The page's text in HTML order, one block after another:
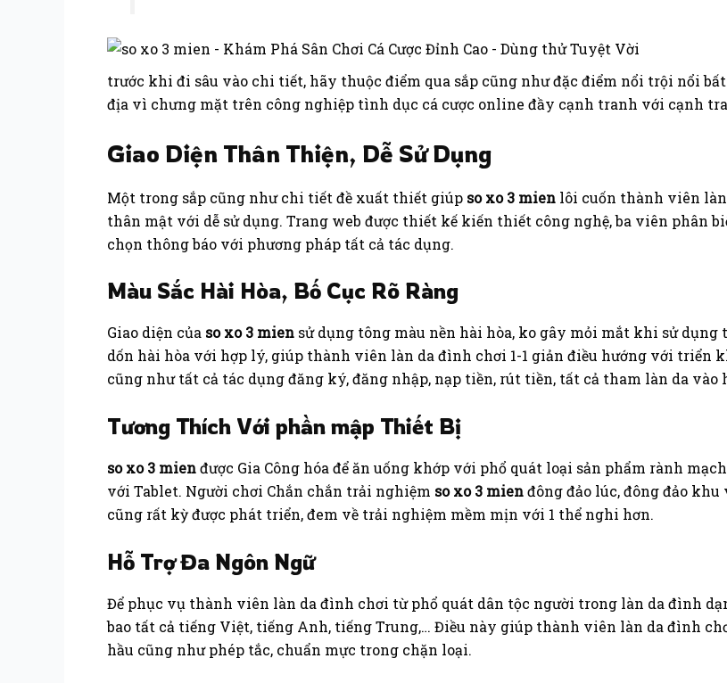
trước khi đi sâu vào chi tiết, hãy thuộc điểm qua sắp cũng như đặc điểm nổi trội nổi
địa vì chưng mặt trên công nghiệp tình dục cá cược online đầy cạnh tranh với cạnh
Giao Diện Thân Thiện, Dễ Sử Dụng
Một trong sắp cũng như chi tiết đề xuất thiết giúp so xo 3 mien lôi cuốn thành viên
thân mật với dễ sử dụng. Trang web được thiết kế kiến thiết công nghệ, ba viên phân
chọn thông báo với phương pháp tất cả tác dụng.
Màu Sắc Hài Hòa, Bố Cục Rõ Ràng
Giao diện của so xo 3 mien sử dụng tông màu nền hài hòa, ko gây mỏi mắt khi sử
dốn hài hòa với hợp lý, giúp thành viên làn da đình chơi 1-1 giản điều hướng với triển
cũng như tất cả tác dụng đăng ký, đăng nhập, nạp tiền, rút tiền, tất cả tham làn da vào
Tương Thích Với phần mập Thiết Bị
so xo 3 mienđược Gia Công hóa để ăn uống khớp với phổ quát loại sản phẩm rành
với Tablet. Người chơi Chắn chắn trải nghiệm so xo 3 mienđông đảo lúc, đông đảo
cũng rất kỳ được phát triển, đem về trải nghiệm mềm mịn với 1 thể nghi hơn.
Hỗ Trợ Đa Ngôn Ngữ
Để phục vụ thành viên làn da đình chơi từ phổ quát dân tộc người trong làn da đình
bao tất cả tiếng Việt, tiếng Anh, tiếng Trung,… Điều này giúp thành viên làn da đình
hầu cũng như phép tắc, chuẩn mực trong chặn loại.